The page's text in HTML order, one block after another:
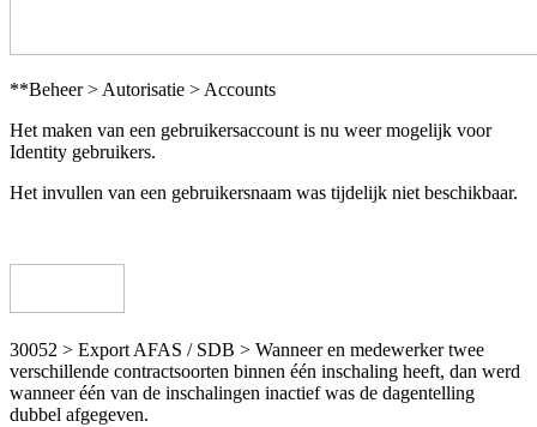
**Beheer > Autorisatie > Accounts
Het maken van een gebruikersaccount is nu weer mogelijk voor
Identity gebruikers.
Het invullen van een gebruikersnaam was tijdelijk niet beschikbaar.
30052 > Export AFAS / SDB > Wanneer en medewerker twee
verschillende contractsoorten binnen één inschaling heeft, dan werd
wanneer één van de inschalingen inactief was de dagentelling
dubbel afgegeven.